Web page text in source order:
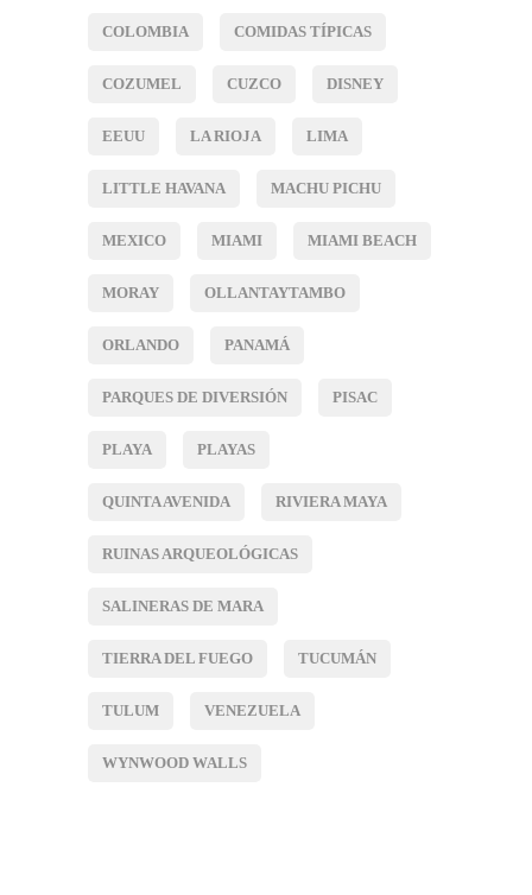
COLOMBIA COMIDAS TÍPICAS
COZUMEL CUZCO DISNEY
EEUU LA RIOJA LIMA
LITTLE HAVANA MACHU PICHU
MEXICO MIAMI MIAMI BEACH
MORAY OLLANTAYTAMBO
ORLANDO PANAMÁ
PARQUES DE DIVERSIÓN PISAC
PLAYA PLAYAS
QUINTA AVENIDA RIVIERA MAYA
RUINAS ARQUEOLÓGICAS
SALINERAS DE MARA
TIERRA DEL FUEGO TUCUMÁN
TULUM VENEZUELA
WYNWOOD WALLS